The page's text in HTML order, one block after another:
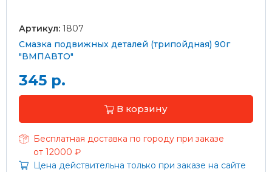
Артикул: 1807
Смазка подвижных деталей (трипойдная) 90г
"ВМПАВТО"
345 р.
В корзину
Бесплатная доставка по городу при заказе
от 12000 ₽
Цена действительна только при заказе на сайте